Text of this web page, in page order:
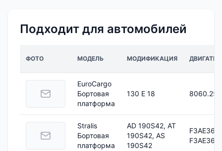
Подходит для автомобилей
ФОТО МОДЕЛЬ МОДИФИКАЦИЯ
EuroCargo
Бортовая
платформа
130 E 18
Stralis
Бортовая
платформа
AD 190S42, AT
190S42, AS
190S42